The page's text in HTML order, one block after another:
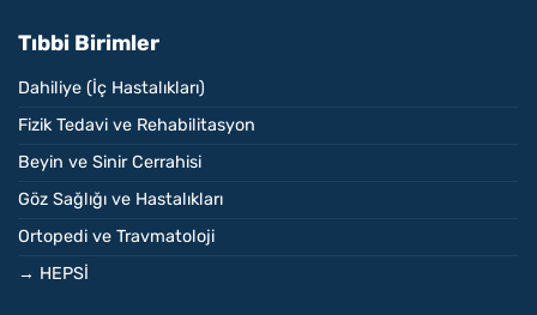
Tıbbi Birimler
Dahiliye (İç Hastalıkları)
Fizik Tedavi ve Rehabilitasyon
Beyin ve Sinir Cerrahisi
Göz Sağlığı ve Hastalıkları
Ortopedi ve Travmatoloji
→ HEPSİ